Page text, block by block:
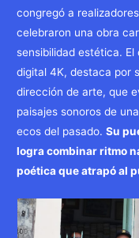
congregó a
celebraron una obra
sensibilidad estética.
digital 4K, destaca por
dirección de arte, que
paisajes sonoros de
ecos del pasado.Su
logra combinar ritmo
poética que atrapó al